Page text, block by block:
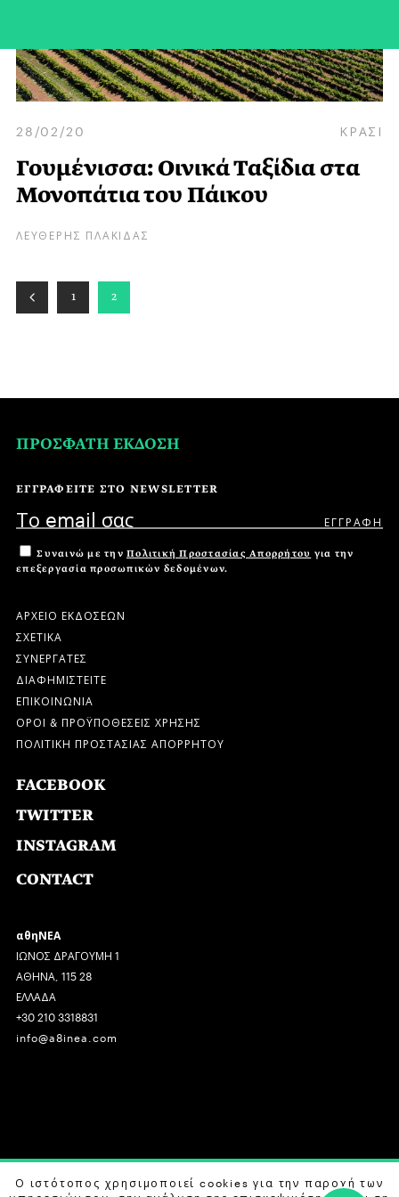
28/02/20 ΚΡΑΣΙ
Γουμένισσα: Οινικά Ταξίδια στα
Μονοπάτια του Πάικου
ΛΕΥΘΕΡΗΣ ΠΛΑΚΙΔΑΣ
1 2
ΠΡΟΣΦΑΤΗ ΕΚΔΟΣΗ
ΕΓΓΡΑΦΕΙΤΕ ΣΤΟ NEWSLETTER
Συναινώ με την Πολιτική Προστασίας Απορρήτου για την
επεξεργασία προσωπικών δεδομένων.
ΑΡΧΕΙΟ ΕΚΔΟΣΕΩΝ
ΣΧΕΤΙΚΑ
ΣΥΝΕΡΓΑΤΕΣ
ΔΙΑΦΗΜΙΣΤΕΙΤΕ
ΕΠΙΚΟΙΝΩΝΙΑ
ΟΡΟΙ & ΠΡΟΫΠΟΘΕΣΕΙΣ ΧΡΗΣΗΣ
ΠΟΛΙΤΙΚΗ ΠΡΟΣΤΑΣΙΑΣ ΑΠΟΡΡΗΤΟΥ
FACEBOOK
TWITTER
INSTAGRAM
CONTACT
αθηΝΕΑ
ΙΩΝΟΣ ΔΡΑΓΟΥΜΗ 1
ΑΘΗΝΑ, 115 28
ΕΛΛΑΔΑ
+30 210 3318831
info@a8inea.com
COPYRIGHT © 2026 αθηΝΕΑ, ALL RIGHTS RESERVED.
Ο ιστότοπος χρησιμοποιεί cookies για την παροχή των